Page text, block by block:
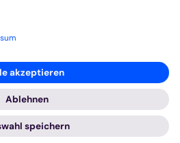
Anzeiger)
Hinweisgeberschutzgesetz
Impressum